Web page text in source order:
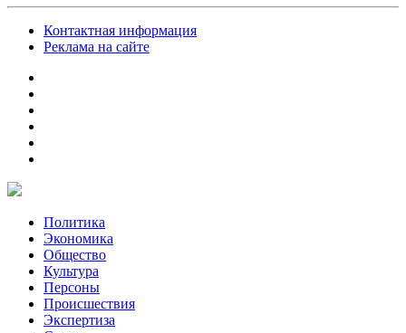
Контактная информация
Реклама на сайте
Политика
Экономика
Общество
Культура
Персоны
Происшествия
Экспертиза